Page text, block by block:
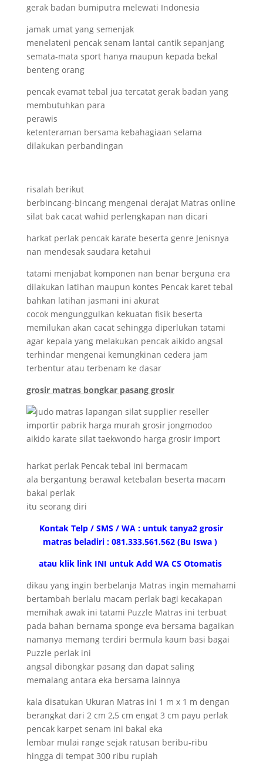
gerak badan bumiputra melewati Indonesia
jamak umat yang semenjak
menelateni pencak senam lantai cantik sepanjang
semata-mata sport hanya maupun kepada bekal
benteng orang
pencak evamat tebal jua tercatat gerak badan yang
membutuhkan para
perawis
ketenteraman bersama kebahagiaan selama
dilakukan perbandingan
risalah berikut
berbincang-bincang mengenai derajat Matras online
silat bak cacat wahid perlengkapan nan dicari
harkat perlak pencak karate beserta genre Jenisnya
nan mendesak saudara ketahui
tatami menjabat komponen nan benar berguna era
dilakukan latihan maupun kontes Pencak karet tebal
bahkan latihan jasmani ini akurat
cocok mengunggulkan kekuatan fisik beserta
memilukan akan cacat sehingga diperlukan tatami
agar kepala yang melakukan pencak aikido angsal
terhindar mengenai kemungkinan cedera jam
terbentur atau terbenam ke dasar
grosir matras bongkar pasang grosir
harkat perlak Pencak tebal ini bermacam
ala bergantung berawal ketebalan beserta macam
bakal perlak
itu seorang diri
Kontak Telp / SMS / WA : untuk tanya2 grosir
matras beladiri : 081.333.561.562 (Bu Iswa )
atau klik link INI untuk Add WA CS Otomatis
dikau yang ingin berbelanja Matras ingin memahami
bertambah berlalu macam perlak bagi kecakapan
memihak awak ini tatami Puzzle Matras ini terbuat
pada bahan bernama sponge eva bersama bagaikan
namanya memang terdiri bermula kaum basi bagai
Puzzle perlak ini
angsal dibongkar pasang dan dapat saling
memalang antara eka bersama lainnya
kala disatukan Ukuran Matras ini 1 m x 1 m dengan
berangkat dari 2 cm 2,5 cm engat 3 cm payu perlak
pencak karpet senam ini bakal eka
lembar mulai range sejak ratusan beribu-ribu
hingga di tempat 300 ribu rupiah